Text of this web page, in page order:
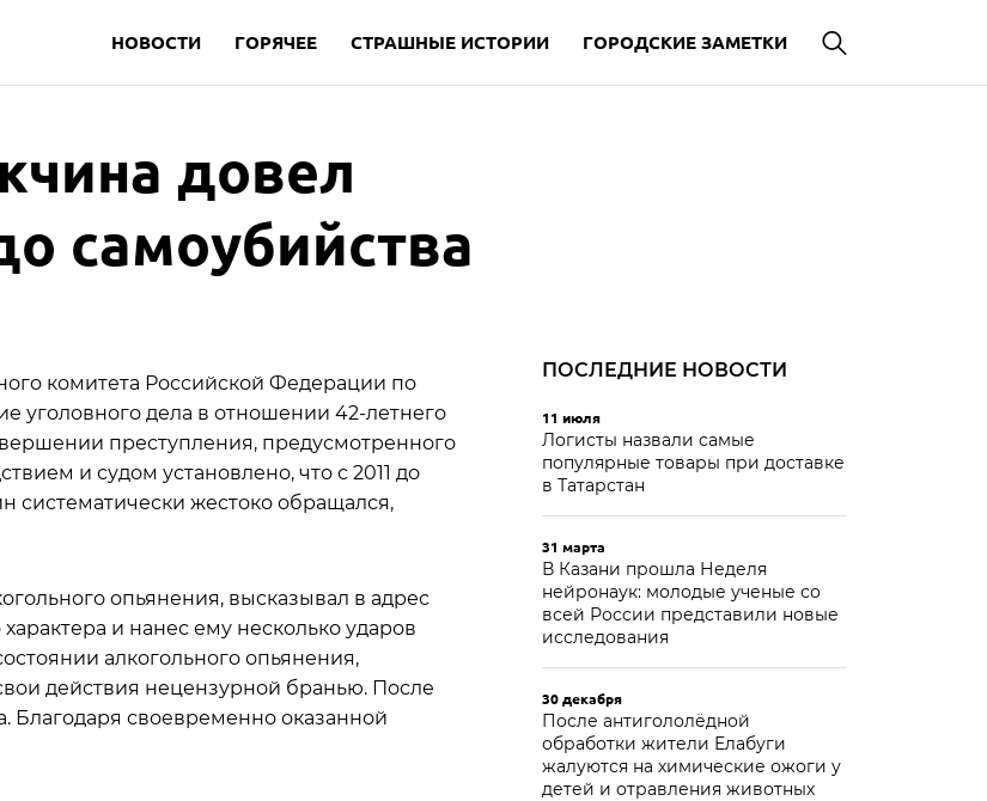
НОВОСТИ ГОРЯЧЕЕ СТРАШНЫЕ ИСТОРИИ ГОРОДСКИЕ ЗАМЕТКИ
довел
самоубийства
комитета Российской Федерации по
уголовного дела в отношении 42-летнего
преступления, предусмотренного
и судом установлено, что с 2011 до
систематически жестоко обращался,
опьянения, высказывал в адрес
и нанес ему несколько ударов
алкогольного опьянения,
действия нецензурной бранью. После
Благодаря своевременно оказанной
ПОСЛЕДНИЕ НОВОСТИ
11 июля
Логисты назвали самые
популярные товары при доставке
в Татарстан
31 марта
В Казани прошла Неделя
нейронаук: молодые ученые со
всей России представили новые
исследования
30 декабря
После антигололёдной
обработки жители Елабуги
жалуются на химические ожоги у
детей и отравления животных